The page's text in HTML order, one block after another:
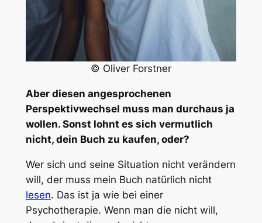
© Oliver Forstner
Aber diesen angesprochenen
Perspektivwechsel muss man durchaus ja
wollen. Sonst lohnt es sich vermutlich
nicht, dein Buch zu kaufen, oder?
Wer sich und seine Situation nicht verändern
will, der muss mein Buch natürlich nicht
lesen. Das ist ja wie bei einer
Psychotherapie. Wenn man die nicht will,